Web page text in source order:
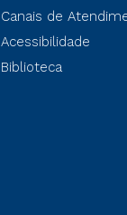
Canais de
Acessibilidade
Biblioteca